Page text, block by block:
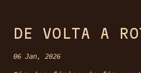
DE VOLTA A
06 Jan, 2026